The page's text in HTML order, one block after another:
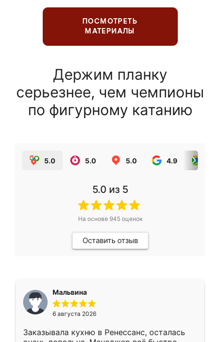
ПОСМОТРЕТЬ
МАТЕРИАЛЫ
Держим планку
серьезнее, чем чемпионы
по фигурному катанию
5.0 5.0 5.0 4.9
5.0 из 5
На основе 945оценок
Оставить отзыв
Мальвина
6 августа 2026
Заказывала кухню в Ренессанс, осталась